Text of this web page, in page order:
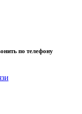
по телефону